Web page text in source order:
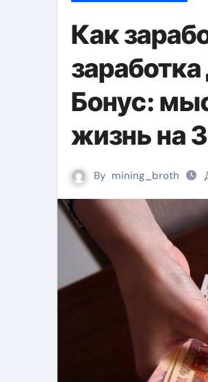
Как
Бонус:
жизнь на
By mining_broth